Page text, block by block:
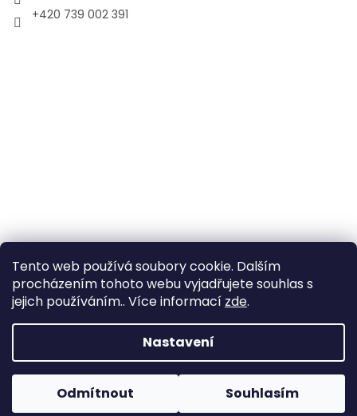
Tento web používá soubory cookie. Dalším
procházením tohoto webu vyjadřujete souhlas s
jejich používáním.. Více informací zde.
Nastavení
Odmítnout Souhlasím
+420 739 002 391
Copyright 2026Zahrada Výstaviště. Všechna práva
vyhrazena.
Upravit nastavení cookies